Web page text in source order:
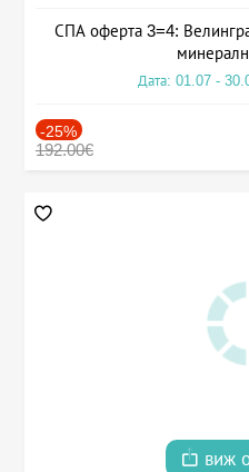
СПА оферта 3=4:
Дата: 01.07 -
-25%
192.00€
виж